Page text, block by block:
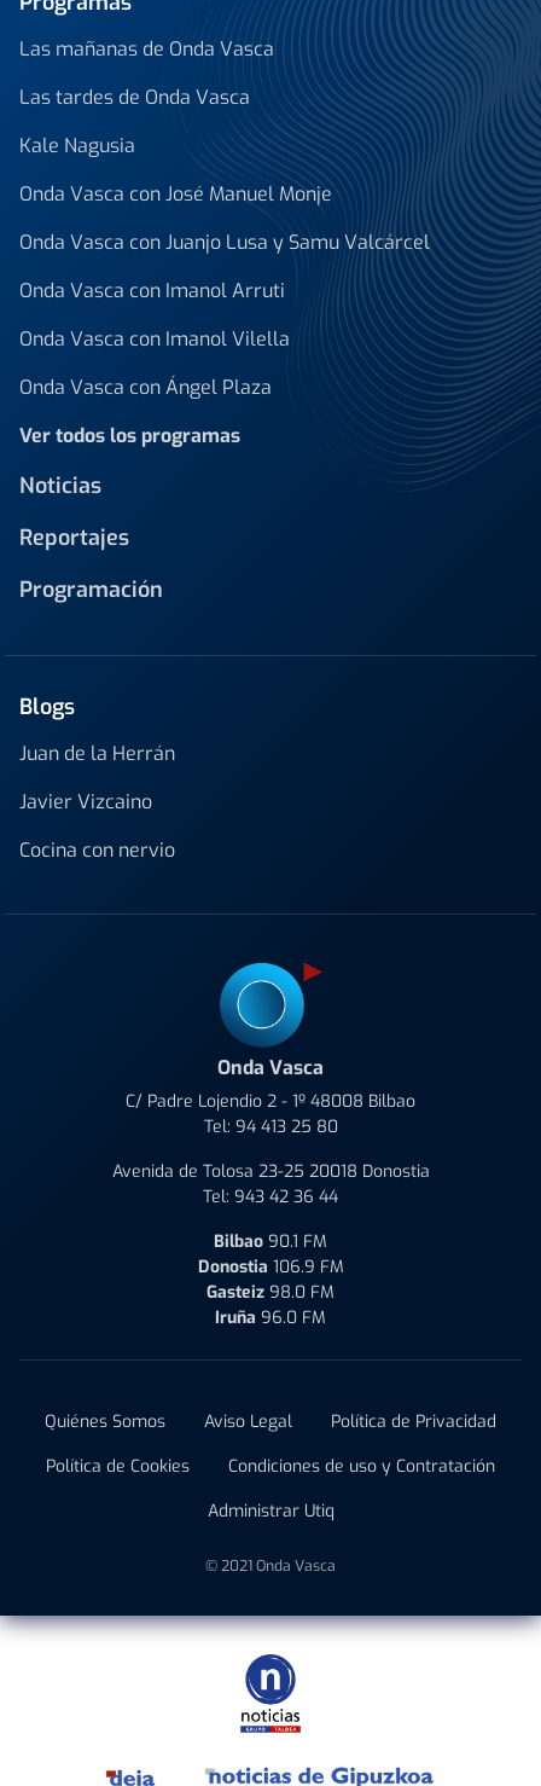
Las mañanas de Onda Vasca
Las tardes de Onda Vasca
Kale Nagusia
Onda Vasca con José Manuel Monje
Onda Vasca con Juanjo Lusa y Samu Valcárcel
Onda Vasca con Imanol Arruti
Onda Vasca con Imanol Vilella
Onda Vasca con Ángel Plaza
Ver todos los programas
Noticias
Reportajes
Programación
Blogs
Juan de la Herrán
Javier Vizcaino
Cocina con nervio
Onda Vasca
C/ Padre Lojendio 2 - 1º 48008 Bilbao
Tel: 94 413 25 80
Avenida de Tolosa 23-25 20018 Donostia
Tel: 943 42 36 44
Bilbao 90.1 FM
Donostia 106.9 FM
Gasteiz 98.0 FM
Iruña 96.0 FM
Quiénes Somos Aviso Legal
Política de Privacidad
Política de Cookies
Condiciones de uso y Contratación
Administrar Utiq
© 2021 Onda Vasca